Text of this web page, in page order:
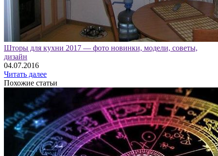
Шторы для кухни 2017 — фото новинки, модели, советы,
дизайн
04.07.2016
Читать далее
Похожие статьи